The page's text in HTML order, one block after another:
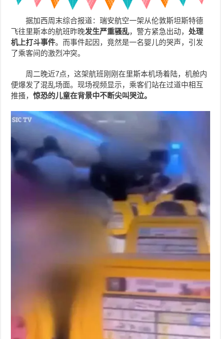
据加西周末综合报道：瑞安航空一架从伦敦斯坦斯特德
飞往里斯本的航班昨晚发生严重骚乱，警方紧急出动，处理
机上打斗事件。而事件起因，竟然是一名婴儿的哭声，引发
了乘客间的激烈冲突。
周二晚近7点，这架航班刚刚在里斯本机场着陆，机舱内
便爆发了混乱场面。现场视频显示，乘客们站在过道中相互
推搔，惊恐的儿童在背景中不断尖叫哭泣。